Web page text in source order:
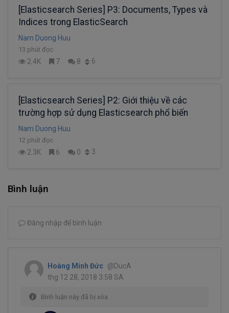
[Elasticsearch Series] P3: Documents, Types và
Indices trong ElasticSearch
Nam Duong Huu
13 phút đọc
2.4K 7 8 6
[Elasticsearch Series] P2: Giới thiệu về các
trường hợp sử dụng Elasticsearch phổ biến
Nam Duong Huu
12 phút đọc
2.3K 6 0 3
Bình luận
Đăng nhập để bình luận
Hoàng Minh Đức @DucA
thg 12 28, 2018 3:58 SA
Bình luận này đã bị xóa